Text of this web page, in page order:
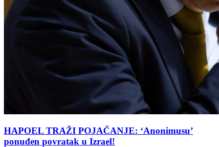
HAPOEL TRAŽI POJAČANJE: ‘Anonimusu’
ponuđen povratak u Izrael!